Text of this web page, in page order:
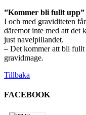
”Kommer bli fullt upp”
I och med graviditeten
däremot inte med att det
just navelpillandet.
– Det kommer att bli fullt
gravidmage.
Tillbaka
FACEBOOK